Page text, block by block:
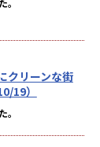
クリーンな街
19）